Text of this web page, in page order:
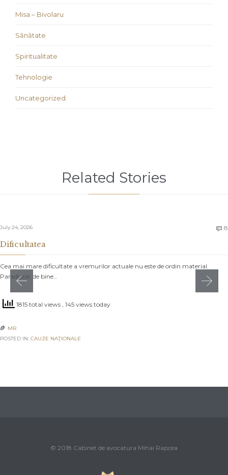
Misa – Bivolaru
Sănătate
Spiritualitate
Tehnologie
Uncategorized
Related Stories
July 24, 2026  8
Dificultatea
Cea mai mare dificultate a vremurilor actuale nu este de ordin material.
Paradoxal, de bine…
1815 total views , 145 views today
 MR
POSTED IN: CAUZE NAŢIONALE
© 2018 Cabinet de avocatura Mihai Rapcea